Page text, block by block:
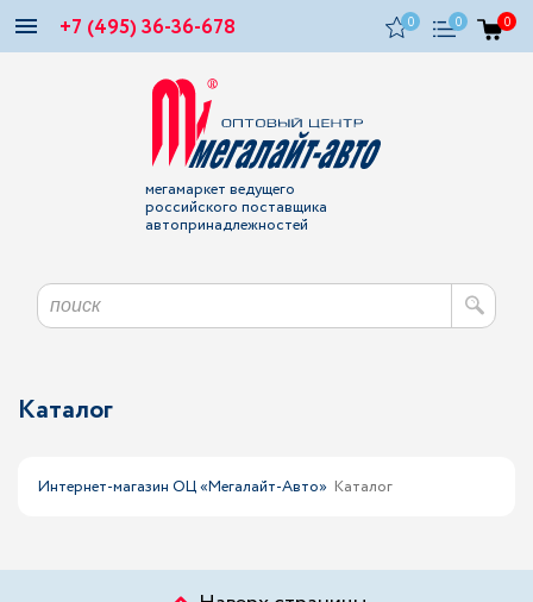
+7 (495) 36-36-678 0 0 0
мегамаркет ведущего
российского поставщика
автопринадлежностей
Каталог
Интернет-магазин ОЦ «Мегалайт-Авто» Каталог